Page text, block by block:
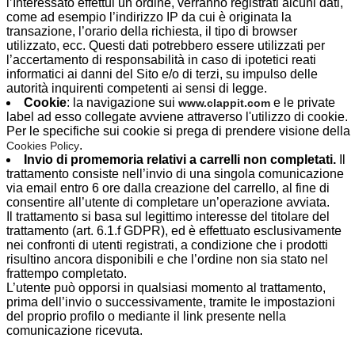
l’Interessato effettui un ordine, verranno registrati alcuni dati,
come ad esempio l’indirizzo IP da cui è originata la
transazione, l’orario della richiesta, il tipo di browser
utilizzato, ecc. Questi dati potrebbero essere utilizzati per
l’accertamento di responsabilità in caso di ipotetici reati
informatici ai danni del Sito e/o di terzi, su impulso delle
autorità inquirenti competenti ai sensi di legge.
Cookie: la navigazione sui www.clappit.com e le private
label ad esso collegate avviene attraverso l'utilizzo di cookie.
Per le specifiche sui cookie si prega di prendere visione della
Cookies Policy.
Invio di promemoria relativi a carrelli non completati.
trattamento consiste nell’invio di una singola comunicazione
via email entro 6 ore dalla creazione del carrello, al fine di
consentire all’utente di completare un’operazione avviata.
Il trattamento si basa sul legittimo interesse del titolare del
trattamento (art. 6.1.f GDPR), ed è effettuato esclusivamente
nei confronti di utenti registrati, a condizione che i prodotti
risultino ancora disponibili e che l’ordine non sia stato nel
frattempo completato.
L’utente può opporsi in qualsiasi momento al trattamento,
prima dell’invio o successivamente, tramite le impostazioni
del proprio profilo o mediante il link presente nella
comunicazione ricevuta.